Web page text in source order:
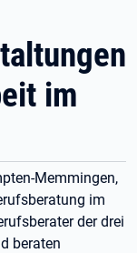
im
Memmingen,
im
der drei
beraten